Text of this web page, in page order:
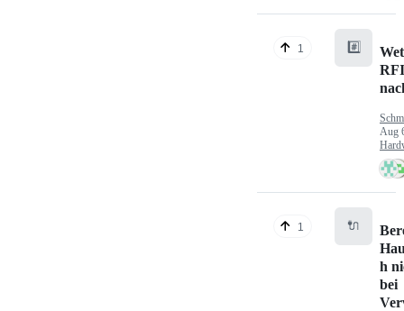
1 #️⃣
Aug
1 🔌
h
bei